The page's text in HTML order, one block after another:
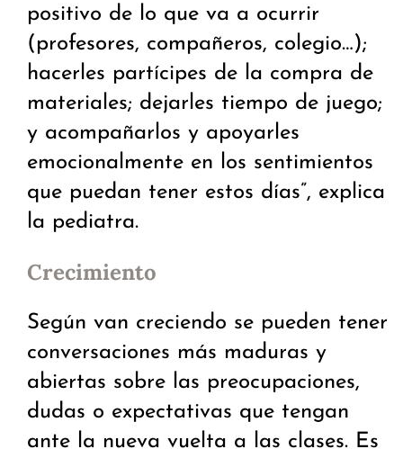
positivo de lo que va a ocurrir
(profesores, compañeros, colegio…);
hacerles partícipes de la compra de
materiales; dejarles tiempo de juego;
y acompañarlos y apoyarles
emocionalmente en los sentimientos
que puedan tener estos días”, explica
la pediatra.
Crecimiento
Según van creciendo se pueden tener
conversaciones más maduras y
abiertas sobre las preocupaciones,
dudas o expectativas que tengan
ante la nueva vuelta a las clases. Es